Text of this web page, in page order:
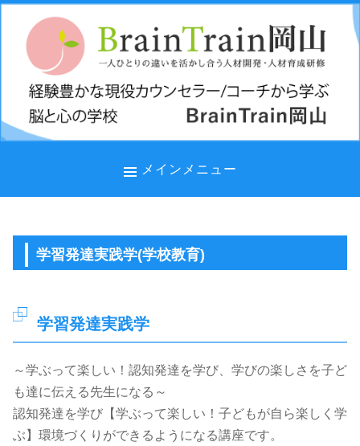
へ
ス
メインメニュー
学習発達実践学(学校教育)
学習発達実践学
～学ぶって楽しい！認知発達を学び、学びの楽しさを子ど
も達に伝える先生になる～
認知発達を学び【学ぶって楽しい！子どもが自ら楽しく学
ぶ】環境づくりができるようになる講座です。